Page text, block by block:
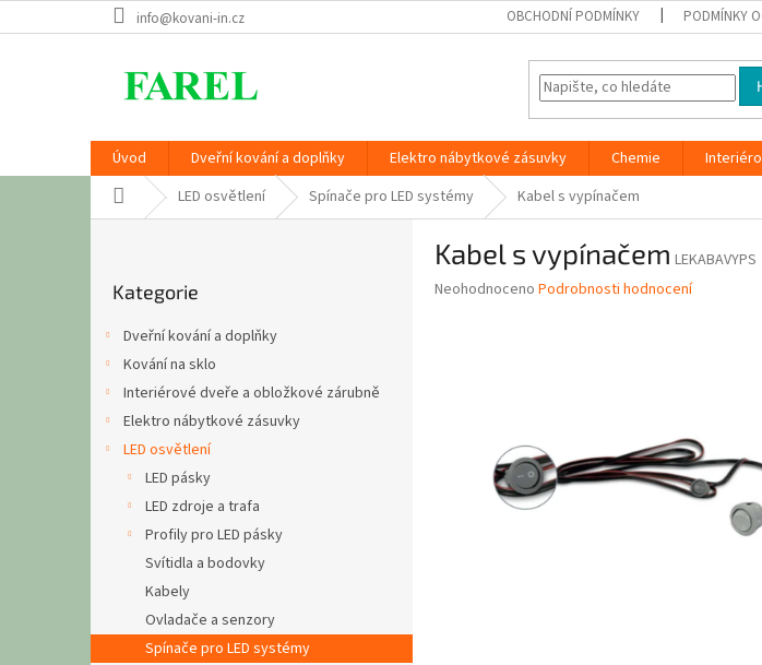
na
info@kovani-in.cz OBCHODNÍ PODMÍNKY PODMÍNKY
Úvod Dveřní kování a doplňky Elektro nábytkové zásuvky Chemie
Domů LED osvětlení Spínače pro LED systémy Kabel s vypínačem
kategorie
Kategorie
Dveřní kování a doplňky
Kování na sklo
Interiérové dveře a obložkové zárubně
Elektro nábytkové zásuvky
LED osvětlení
LED pásky
LED zdroje a trafa
Profily pro LED pásky
Svítidla a bodovky
Kabely
Ovladače a senzory
Spínače pro LED systémy
Kabel s vypínačem LEKABAVYPS
Průměrné
Neohodnoceno Podrobnosti hodnocení